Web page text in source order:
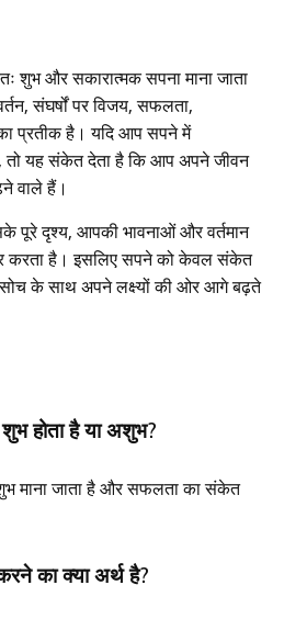
शुभ और सकारात्मक सपना माना जाता
संघर्षों पर विजय, सफलता,
प्रतीक है। यदि आप सपने में
तो यह संकेत देता है कि आप अपने जीवन
वाले हैं।
पूरे दृश्य, आपकी भावनाओं और वर्तमान
करता है। इसलिए सपने को केवल संकेत
के साथ अपने लक्ष्यों की ओर आगे बढ़ते
होता है या अशुभ?
माना जाता है और सफलता का संकेत
का क्या अर्थ है?